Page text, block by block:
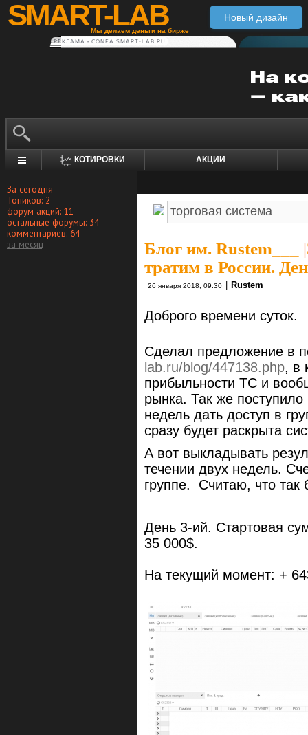
SMART-LAB
Мы делаем деньги на бирже
Новый дизайн
РЕКЛАМА • CONFA.SMART-LAB.RU
КОТИРОВКИ АКЦИИ
За сегодня
Топиков: 2
форум акций: 11
остальные форумы: 34
комментариев: 64
за месяц
Блог им. Rustem___ |
тратим в России.
26 января 2018, 09:30 Rustem
Доброго времени суток.
Сделал предложение в
lab.ru/blog/447138.php, в
прибыльности ТС и
рынка. Так же
недель дать доступ в
сразу будет раскрыта
А вот выкладывать
течении двух недель.
группе. Считаю, что так
День 3-ий. Стартовая
35 000$.
На текущий момент: +